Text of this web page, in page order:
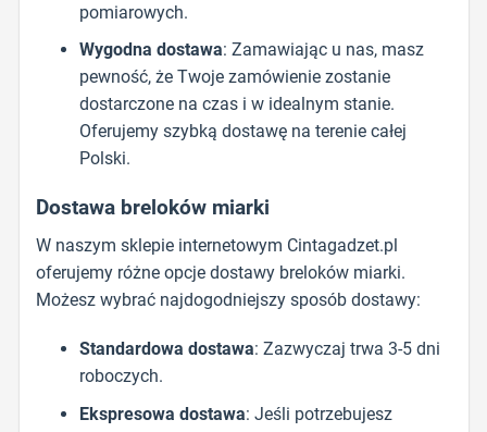
pomiarowych.
Wygodna dostawa: Zamawiając u nas, masz
pewność, że Twoje zamówienie zostanie
dostarczone na czas i w idealnym stanie.
Oferujemy szybką dostawę na terenie całej
Polski.
Dostawa breloków miarki
W naszym sklepie internetowym Cintagadzet.pl
oferujemy różne opcje dostawy breloków miarki.
Możesz wybrać najdogodniejszy sposób dostawy:
Standardowa dostawa: Zazwyczaj trwa 3-5 dni
roboczych.
Ekspresowa dostawa: Jeśli potrzebujesz